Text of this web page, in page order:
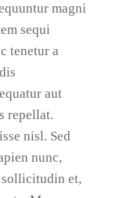
magni
sequi
tenetur a
aut
repellat.
nisl. Sed
nunc,
sollicitudin et,